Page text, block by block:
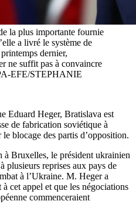
la plus importante fournie
a livré le système de
dernier,
ne suffit pas à convaincre
EFE/STEPHANIE
Eduard Heger, Bratislava est
de fabrication soviétique à
blocage des partis d’opposition.
à Bruxelles, le président ukrainien
plusieurs reprises aux pays de
à l’Ukraine. M. Heger a
cet appel et que les négociations
commenceraient